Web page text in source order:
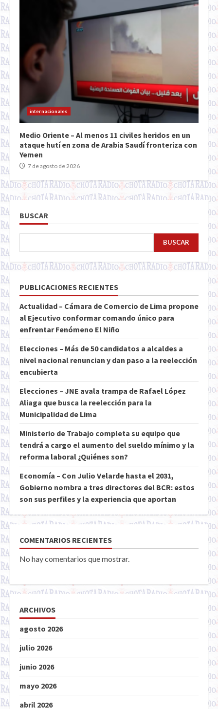
internacionales
Medio Oriente – Al menos 11 civiles heridos en un
ataque hutí en zona de Arabia Saudí fronteriza con
Yemen
7 de agosto de 2026
BUSCAR
BUSCAR
PUBLICACIONES RECIENTES
Actualidad – Cámara de Comercio de Lima propone
al Ejecutivo conformar comando único para
enfrentar Fenómeno El Niño
Elecciones – Más de 50 candidatos a alcaldes a
nivel nacional renuncian y dan paso a la reelección
encubierta
Elecciones – JNE avala trampa de Rafael López
Aliaga que busca la reelección para la
Municipalidad de Lima
Ministerio de Trabajo completa su equipo que
tendrá a cargo el aumento del sueldo mínimo y la
reforma laboral ¿Quiénes son?
Economía – Con Julio Velarde hasta el 2031,
Gobierno nombra a tres directores del BCR: estos
son sus perfiles y la experiencia que aportan
COMENTARIOS RECIENTES
No hay comentarios que mostrar.
ARCHIVOS
agosto 2026
julio 2026
junio 2026
mayo 2026
abril 2026